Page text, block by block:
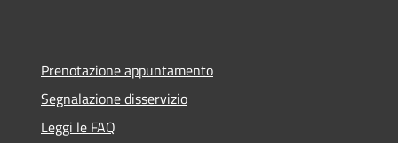
Prenotazione appuntamento
Segnalazione disservizio
Leggi le FAQ